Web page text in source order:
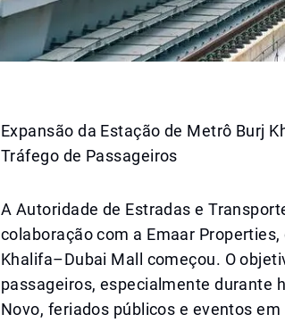
Expansão da Estação de Metrô Burj
Tráfego de Passageiros
A Autoridade de Estradas e
colaboração com a Emaar
Khalifa–Dubai Mall começou. O
passageiros, especialmente durante
Novo, feriados públicos e eventos